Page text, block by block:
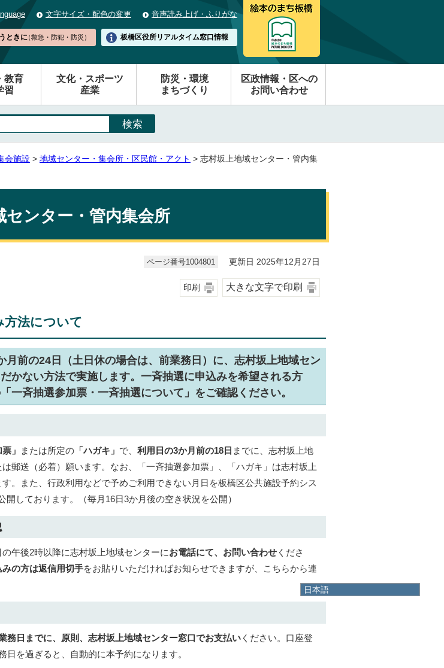
文字サイズ・配色の変更 音声読み上げ・ふりがな
ときに（救急・防犯・防災） 板橋区役所リアルタイム窓口情報
日本語
日本語
简体中文
教育
習
文化・スポーツ
産業
防災・環境
まちづくり
区政情報・区への
お問い合わせ
会施設 > 地域センター・集会所・区民館・アクト > 志村坂上地域センター・管内集
センター・管内集会所
ページ番号1004801 更新日 2025年12月27日
印刷 大きな文字で印刷
方法について
月前の24日（土日休の場合は、前業務日）に、志村坂上地域セン
かない方法で実施します。一斉抽選に申込みを希望される方
一斉抽選参加票・一斉抽選について」をご確認ください。
」 または所定の 「ハガキ」 で、 利用日の3か月前の18日 までに、志村坂上地
郵送（必着）願います。なお、「一斉抽選参加票」、「ハガキ」は志村坂上
。また、行政利用などで予めご利用できない月日を板橋区公共施設予約シス
開しております。（毎月16日3か月後の空き状況を公開）
午後2時以降に志村坂上地域センターにお電話にて、お問い合わせ くださ
の方は返信用切手をお貼りいただければお知らせできますが、こちらから連
務日までに、原則、志村坂上地域センター窓口でお支払い ください。口座登
日を過ぎると、自動的に本予約になります。